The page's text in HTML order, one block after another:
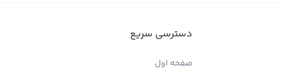
دسترسی سریع
صفحه اول